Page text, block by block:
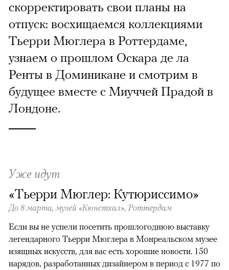
скорректировать свои планы на
отпуск: восхищаемся коллекциями
Тьерри Мюглера в Роттердаме,
узнаем о прошлом Оскара де ла
Ренты в Доминикане и смотрим в
будущее вместе с Миуччей Прадой в
Лондоне.
Уже идут
«Тьерри Мюглер: Кутюриссимо»
До 8 марта,музей «Кюнстхал», Роттердам
Если вы не успели посетить прошлогоднюю выставку
легендарного Тьерри Мюглера в Монреальском музее
изящных искусств, для вас есть хорошие новости. 150
нарядов, разработанных дизайнером в период с 1977 по